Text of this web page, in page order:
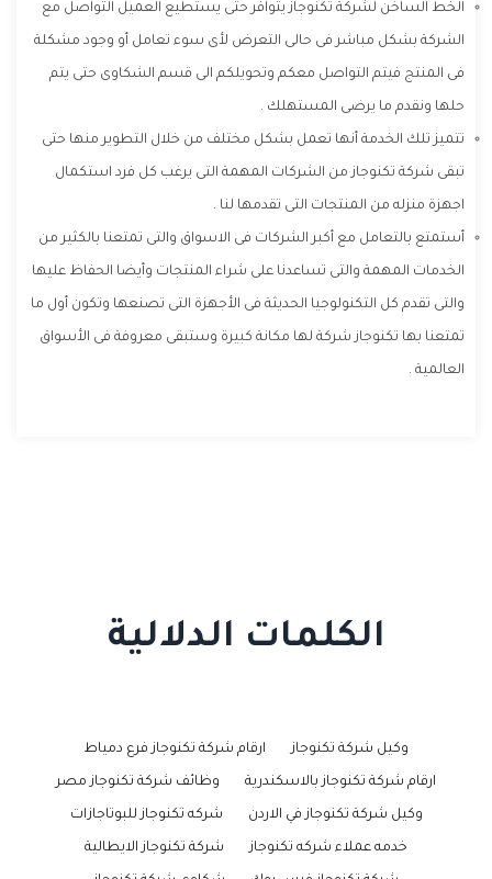
الخط الساخن لشركة تكنوجاز يتوافر حتى يستطيع العميل التواصل مع
الشركة بشكل مباشر فى حالى التعرض لأى سوء تعامل أو وجود مشكلة
فى المنتج فيتم التواصل معكم وتحويلكم الى قسم الشكاوى حتى يتم
حلها ونقدم ما يرضى المستهلك .
تتميز تلك الخدمة أنها تعمل بشكل مختلف من خلال التطوير منها حتى
تبقى شركة تكنوجاز من الشركات المهمة التى يرغب كل فرد استكمال
اجهزة منزله من المنتجات التى تقدمها لنا .
أستمتع بالتعامل مع أكبر الشركات فى الاسواق والتى تمتعنا بالكثير من
الخدمات المهمة والتى تساعدنا على شراء المنتجات وأيضا الحفاظ عليها
والتى تقدم كل التكنولوجيا الحديثة فى الأجهزة التى تصنعها وتكون أول ما
تمتعنا بها تكنوجاز شركة لها مكانة كبيرة وستبقى معروفة فى الأسواق
العالمية .
الكلمات الدلالية
وكيل شركة تكنوجاز ارقام شركة تكنوجاز فرع دمياط
ارقام شركة تكنوجاز بالاسكندرية وظائف شركة تكنوجاز مصر
وكيل شركة تكنوجاز في الاردن شركه تكنوجاز للبوتاجازات
خدمه عملاء شركه تكنوجاز شركة تكنوجاز الايطالية